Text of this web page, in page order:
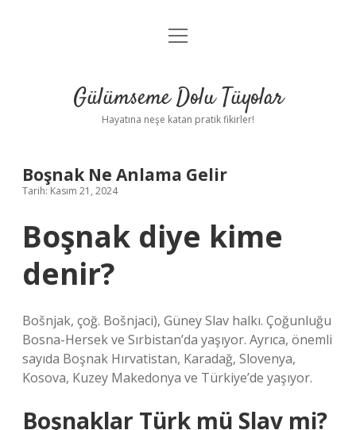
Anasayfa
Yasal Uyarı
menüyü
Gülümseme Dolu Tüyolar
Hayatına neşe katan pratik fikirler!
Boşnak Ne Anlama Gelir
Tarih: Kasım 21, 2024
Boşnak diye kime
denir?
Bošnjak, çoğ. Bošnjaci), Güney Slav halkı. Çoğunluğu
Bosna-Hersek ve Sırbistan’da yaşıyor. Ayrıca, önemli
sayıda Boşnak Hırvatistan, Karadağ, Slovenya,
Kosova, Kuzey Makedonya ve Türkiye’de yaşıyor.
Boşnaklar Türk mü Slav mi?